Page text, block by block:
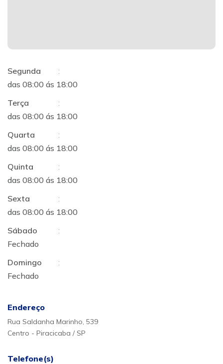
Segunda
:
das 08:00 ás 18:00
Terça
:
das 08:00 ás 18:00
Quarta
:
das 08:00 ás 18:00
Quinta
:
das 08:00 ás 18:00
Sexta
:
das 08:00 ás 18:00
Sábado
:
Fechado
Domingo
:
Fechado
Endereço
Rua Saldanha Marinho, 539
Centro - Piracicaba / SP
Telefone(s)